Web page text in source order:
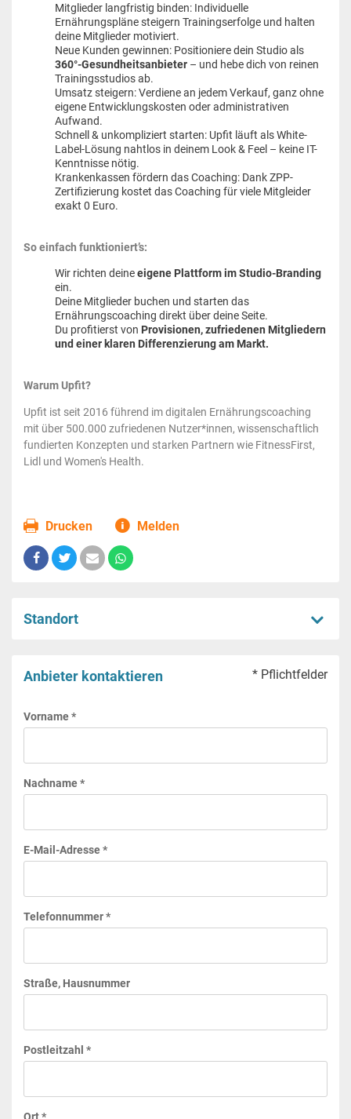
Mitglieder langfristig binden: Individuelle
Ernährungspläne steigern Trainingserfolge und halten
deine Mitglieder motiviert.
Neue Kunden gewinnen: Positioniere dein Studio als
360°-Gesundheitsanbieter – und hebe dich von reinen
Trainingsstudios ab.
Umsatz steigern: Verdiene an jedem Verkauf, ganz ohne
eigene Entwicklungskosten oder administrativen
Aufwand.
Schnell & unkompliziert starten: Upfit läuft als White-
Label-Lösung nahtlos in deinem Look & Feel – keine IT-
Kenntnisse nötig.
Krankenkassen fördern das Coaching: Dank ZPP-
Zertifizierung kostet das Coaching für viele Mitgleider
exakt 0 Euro.
So einfach funktioniert’s:
Wir richten deineeigene Plattform im Studio-Branding
ein.
Deine Mitglieder buchen und starten das
Ernährungscoaching direkt über deine Seite.
Du profitierst von Provisionen, zufriedenen Mitgliedern
und einer klaren Differenzierung am Markt.
Warum Upfit?
Upfit ist seit 2016 führend im digitalen Ernährungscoaching
mit über 500.000 zufriedenen Nutzer*innen, wissenschaftlich
fundierten Konzepten und starken Partnern wie FitnessFirst,
Lidl und Women's Health.
Drucken Melden
Standort
Anbieter kontaktieren * Pflichtfelder
Vorname *
Nachname *
E-Mail-Adresse *
Telefonnummer *
Straße, Hausnummer
Postleitzahl *